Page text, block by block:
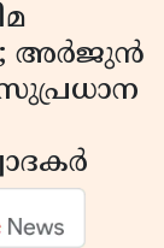
അർജുൻ
സുപ്രധാന